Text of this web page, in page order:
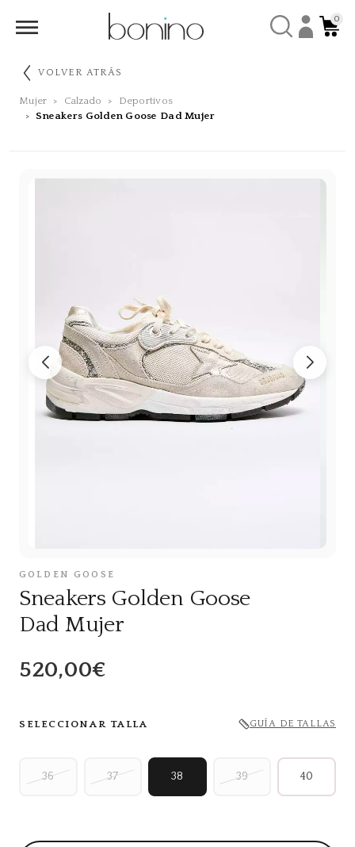
0
VOLVER ATRÁS
Mujer Calzado
Deportivos
Sneakers Golden Goose Dad Mujer
GOLDEN GOOSE
Sneakers Golden Goose
Dad Mujer
520,00€
SELECCIONAR TALLA GUÍA DE TALLAS
36 37 38 39 40